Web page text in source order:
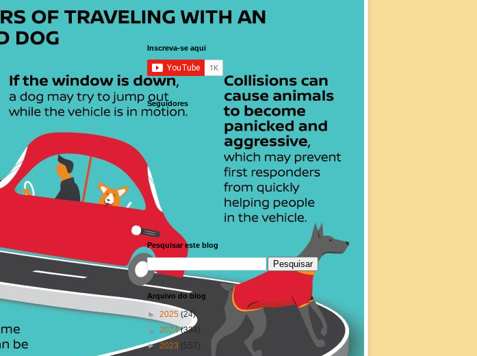
Inscreva-se aqui
Seguidores
Pesquisar este blog
Arquivo do blog
► 2025 (24)
► 2024(334)
►2023 (557)